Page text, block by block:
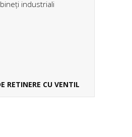
RETINERE CU VENTIL